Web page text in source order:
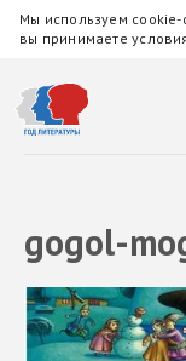
Мы используем
вы принимаете условия
gogol-